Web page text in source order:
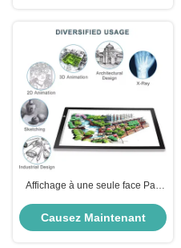
Affichage à une seule face Pad
Publicité Lightbox Tableau de
dessin Pour les publicités
Causez Maintenant